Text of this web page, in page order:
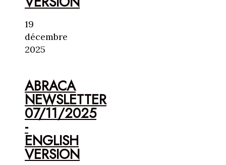
19
décembre
2025
ABRACA
NEWSLETTER
07/11/2025
-
ENGLISH
VERSION